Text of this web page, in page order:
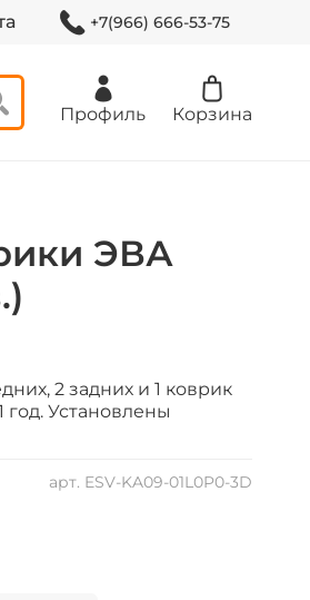
+7(966) 666-53-75
Профиль Корзина
арт. ESV-KA09-01L0P0-3D
ЭВА
2 задних и 1 коврик
год. Установлены